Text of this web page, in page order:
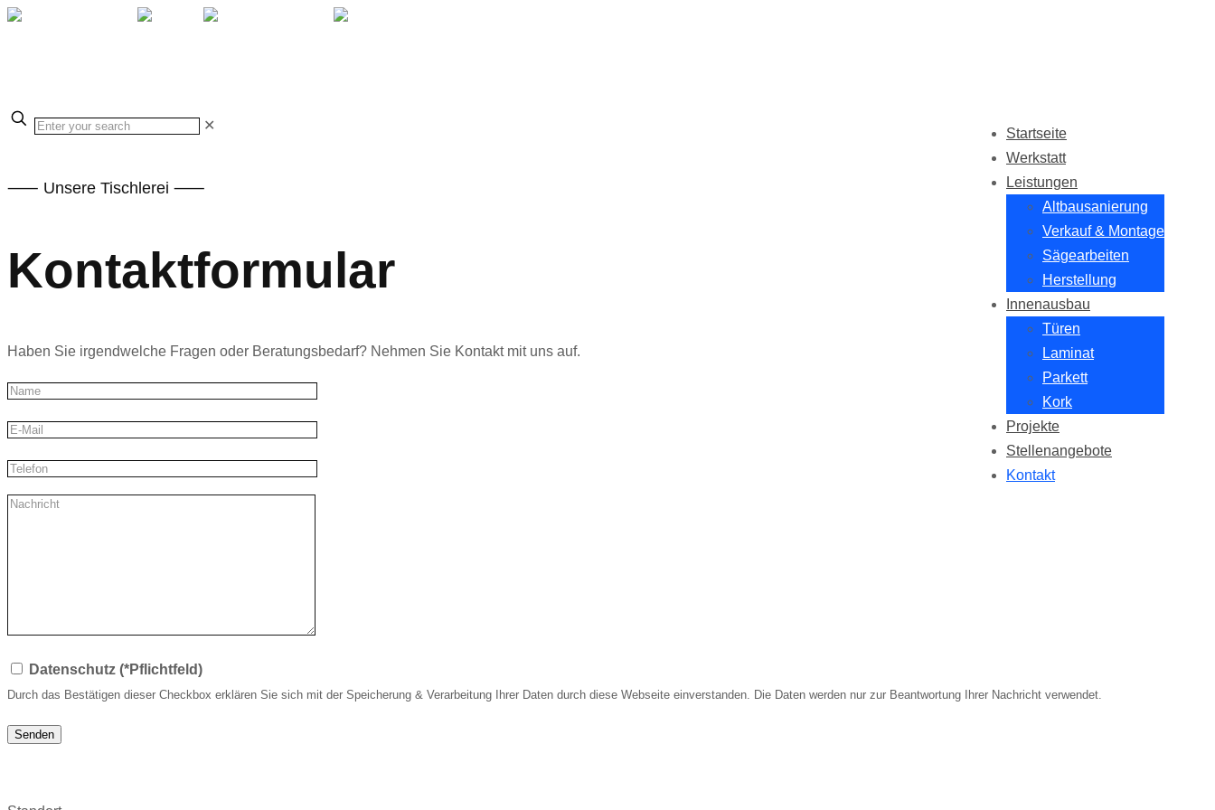
Startseite
Werkstatt
Leistungen
Altbausanierung
Verkauf & Montage
Sägearbeiten
Herstellung
Innenausbau
Türen
Laminat
Parkett
Kork
Projekte
Stellenangebote
Kontakt
✕
⸺ Unsere Tischlerei ⸺
Kontakt­formular
Haben Sie irgendwelche Fragen oder Beratungsbedarf? Nehmen Sie Kontakt mit uns auf.
Datenschutz (*Pflichtfeld)
Durch das Bestätigen dieser Checkbox erklären Sie sich mit der Speicherung & Verarbeitung Ihrer Daten durch diese Webseite einverstanden. Die Daten werden nur zur Beantwortung Ihrer Nachricht verwendet.